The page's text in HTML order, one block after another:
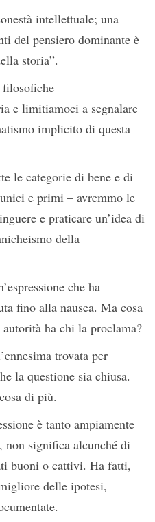
intellettuale; una
del pensiero dominante è
storia”.
e limitiamoci a segnalare
implicito di questa
le categorie di bene e di
e primi – avremmo le
e praticare un’idea di
della
che ha
fino alla nausea. Ma cosa
ha chi la proclama?
trovata per
la questione sia chiusa.
di più.
è tanto ampiamente
non significa alcunché di
buoni o cattivi. Ha fatti,
delle ipotesi,